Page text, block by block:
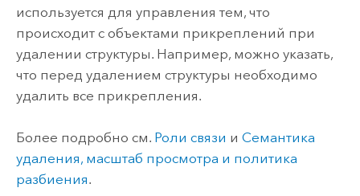
используется для управления тем, что
происходит с объектами прикреплений при
удалении структуры. Например, можно указать,
что перед удалением структуры необходимо
удалить все прикрепления.
Более подробно см. Роли связи и Семантика
удаления, масштаб просмотра и политика
разбиения.